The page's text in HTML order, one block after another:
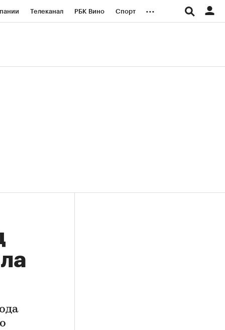
Телеканал РБК Вино Спорт ...